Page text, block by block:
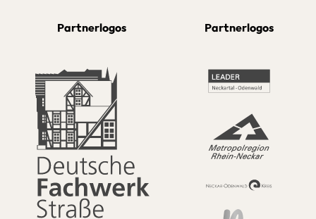
Partnerlogos Partnerlogos